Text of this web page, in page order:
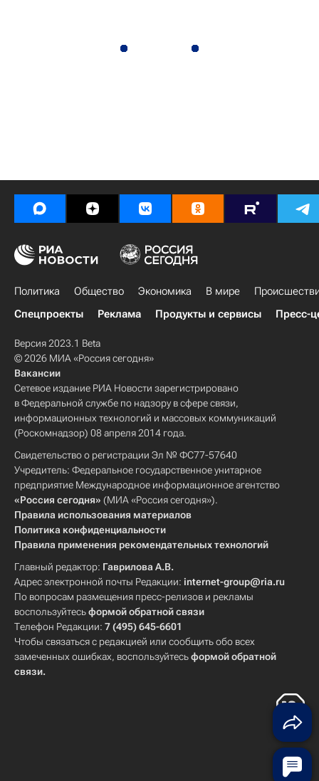
Политика Общество Экономика В мире
Спецпроекты
Реклама Продукты и сервисы Пресс-
Версия 2023.1 Beta
© 2026 МИА «Россия сегодня»
Вакансии
Сетевое издание РИА Новости зарегистрировано
в Федеральной службе по надзору в сфере связи,
информационных технологий и массовых коммуникаций
(Роскомнадзор) 08 апреля 2014 года.
Свидетельство о регистрации Эл № ФС77-57640
Учредитель: Федеральное государственное унитарное
предприятие Международное информационное агентство
«Россия сегодня» (МИА «Россия сегодня»).
Правила использования материалов
Политика конфиденциальности
Правила применения рекомендательных технологий
Главный редактор: Гаврилова А.В.
Адрес электронной почты Редакции: internet-group@ria.ru
По вопросам размещения пресс-релизов и рекламы
воспользуйтесьформой обратной связи
Телефон Редакции: 7 (495) 645-6601
Чтобы связаться с редакцией или сообщить обо всех
замеченных ошибках, воспользуйтесьформой обратной
связи.